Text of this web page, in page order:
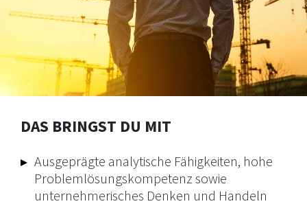
DAS BRINGST DU MIT
Ausgeprägte analytische Fähigkeiten, hohe
Problemlösungskompetenz sowie
unternehmerisches Denken und Handeln